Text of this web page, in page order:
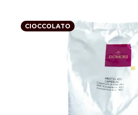
CIOCCOLATO